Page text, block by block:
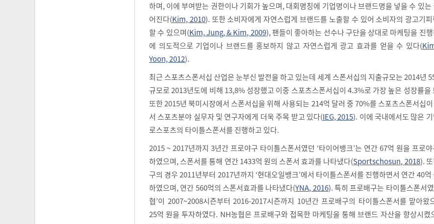
하며, 이에 부여받는 권한이나 기회가 높으며, 대회명칭에 기업명이나 브랜드명을 넣을 수 있는
어진다(Kim, 2010). 또한 소비자에게 자연스럽게 브랜드를 노출할 수 있어 소비자의 광고기
할 수 있으며(Kim, Jung, & Kim, 2009), 팬들이 좋아하는 선수나 구단을 상대로 마케팅을 진
에 의도적으로 기업이나 브랜드를 홍보하지 않고 자연스럽게 광고 효과를 얻을 수 있다(
Yoon, 2012).
최근 스포츠스폰서십 산업은 눈부신 발전을 하고 있는데 세계 스폰서십의 지출규모는 2014년
규모로 2013년도에 비해 13,8% 성장했고 이중 스포츠스폰서십이 4.3%로 가장 높은 성장률을
또한 2015년 북미시장에서 스폰서십을 위해 사용되는 214억 달러 중 70%를 스포츠스폰서십
서 스포츠분야 실무자 및 연구자에게 더욱 주목 받고 있다(IEG, 2015). 이에 국내에서도 많은
로스포츠의 타이틀스폰서를 진행하고 있다.
2015 ~ 2017년까지 3년간 프로야구 타이틀스폰서였던 ‘타이어뱅크’는 연간 67억 원을 프로
하였으며, 스폰서를 통해 연간 1433억 원의 스폰서 효과를 나타냈다(Sportschosun, 2018).
구의 경우 2011년부터 2017년까지 ‘현대오일뱅크’에서 타이틀스폰서를 진행하면서 연간 40억
하였으며, 연간 560억의 스폰서효과를 나타냈다(YNA, 2016). 특히 프로배구는 타이틀스폰서
협’이 2007~2008시즌부터 2016-2017시즌까지 10년간 프로배구의 타이틀스폰서를 맡아왔
25억 원을 투자하였다. NH농협은 프로배구와 접목한 마케팅을 통해 브랜드 자산을 향상시켰